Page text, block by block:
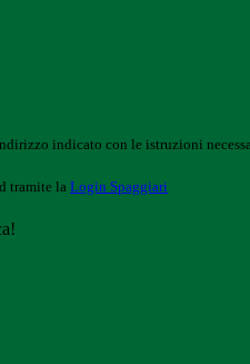
indicato con le istruzioni
tramite la Login Spaggiari